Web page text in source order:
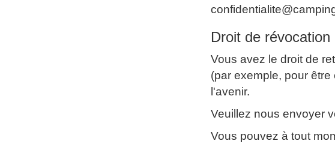
Droit de
Vous avez le droit de
(par exemple, pour
l'avenir.
Veuillez nous envoyer
Vous pouvez à tout